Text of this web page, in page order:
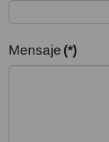
Mensaje (*)